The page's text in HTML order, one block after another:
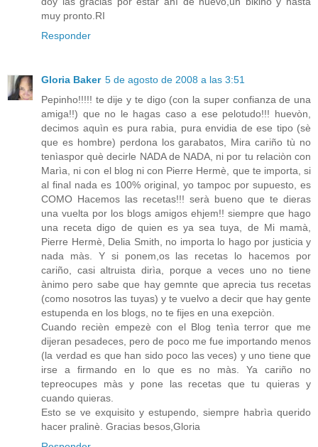
muy pronto.RI
Responder
Gloria Baker 5 de agosto de 2008 a las 3:51
Pepinho!!!!! te dije y te digo (con la super confianza de una
amiga!!) que no le hagas caso a ese pelotudo!!! huevòn,
decimos aquìn es pura rabia, pura envidia de ese tipo (sè
que es hombre) perdona los garabatos, Mira cariño tù no
tenìaspor què decirle NADA de NADA, ni por tu relaciòn con
Marìa, ni con el blog ni con Pierre Hermè, que te importa, si
al final nada es 100% original, yo tampoc por supuesto, es
COMO Hacemos las recetas!!! serà bueno que te dieras
una vuelta por los blogs amigos ehjem!! siempre que hago
una receta digo de quien es ya sea tuya, de Mi mamà,
Pierre Hermè, Delia Smith, no importa lo hago por justicia y
nada màs. Y si ponem,os las recetas lo hacemos por
cariño, casi altruista dirìa, porque a veces uno no tiene
ànimo pero sabe que hay gemnte que aprecia tus recetas
(como nosotros las tuyas) y te vuelvo a decir que hay gente
estupenda en los blogs, no te fijes en una exepciòn.
Cuando recièn empezè con el Blog tenìa terror que me
dijeran pesadeces, pero de poco me fue importando menos
(la verdad es que han sido poco las veces) y uno tiene que
irse a firmando en lo que es no màs. Ya cariño no
tepreocupes màs y pone las recetas que tu quieras y
cuando quieras.
Esto se ve exquisito y estupendo, siempre habrìa querido
hacer pralinè. Gracias besos,Gloria